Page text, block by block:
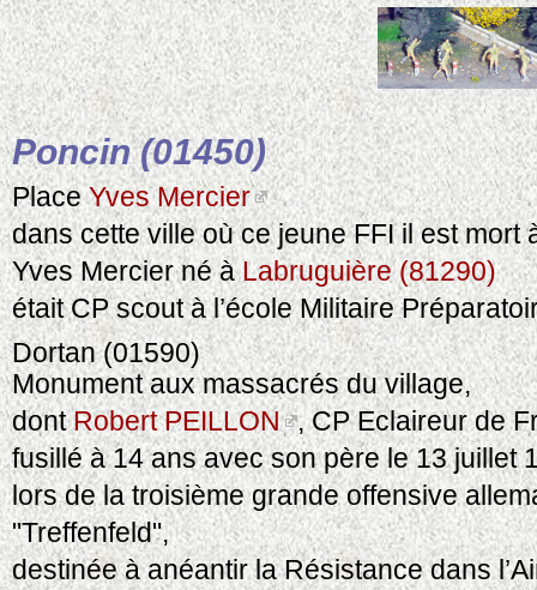
Poncin (01450)
PlaceYves Mercier
dans cette ville où ce jeune FFI il est mort
Yves Mercier né àLabruguière (81290)
était CP scout à l’école Militaire
Dortan (01590)
Monument aux massacrés du village,
dontRobert PEILLON , CP Eclaireur de
fusillé à 14 ans avec son père le 13 juillet
lors de la troisième grande offensive
"Treffenfeld",
destinée à anéantir la Résistance dans